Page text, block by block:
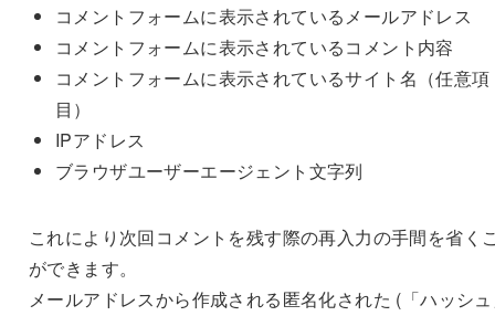
コメントフォームに表示されているメールアドレス
コメントフォームに表示されているコメント内容
コメントフォームに表示されているサイト名（任意項
目）
IPアドレス
ブラウザユーザーエージェント文字列
これにより次回コメントを残す際の再入力の手間を省く
ができます。
メールアドレスから作成される匿名化された (「ハッシ